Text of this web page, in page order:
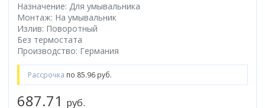
Назначение: Для умывальника
Монтаж: На умывальник
Излив: Поворотный
Без термостата
Производство: Германия
Рассрочка по 85.96 руб.
687.71 руб.